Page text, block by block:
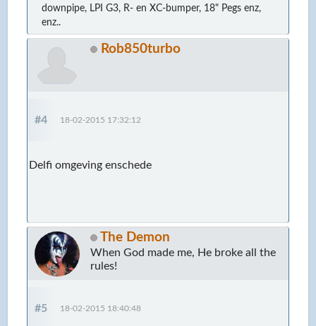
downpipe, LPI G3, R- en XC-bumper, 18" Pegs enz,
enz..
Rob850turbo
#4 18-02-2015 17:32:12
Delfi omgeving enschede
The Demon
When God made me, He broke all the
rules!
#5 18-02-2015 18:40:48